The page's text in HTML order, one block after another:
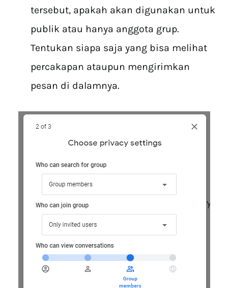
tersebut, apakah akan digunakan untuk
publik atau hanya anggota grup.
Tentukan siapa saja yang bisa melihat
percakapan ataupun mengirimkan
pesan di dalamnya.